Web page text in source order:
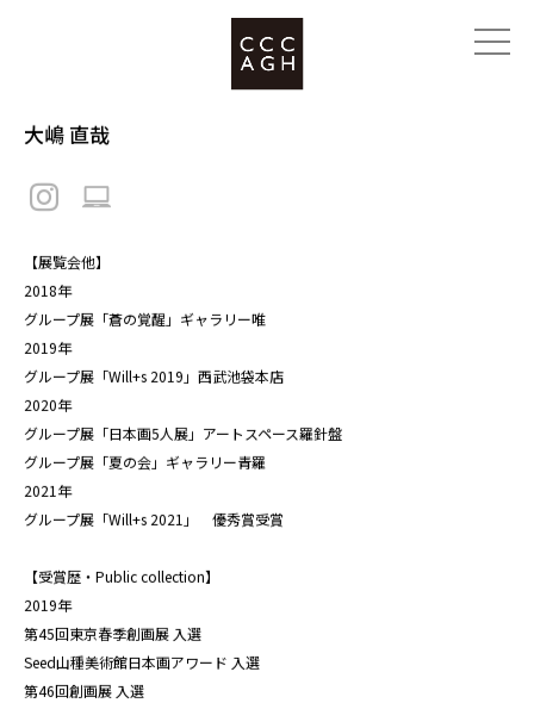
大嶋 直哉
【展覧会他】
2018年
グループ展「蒼の覚醒」ギャラリー唯
2019年
グループ展「Will+s 2019」西武池袋本店
2020年
グループ展「日本画5人展」アートスペース羅針盤
グループ展「夏の会」ギャラリー青羅
2021年
グループ展「Will+s 2021」 優秀賞受賞
【受賞歴・Public collection】
2019年
第45回東京春季創画展 入選
Seed山種美術館日本画アワード 入選
第46回創画展 入選